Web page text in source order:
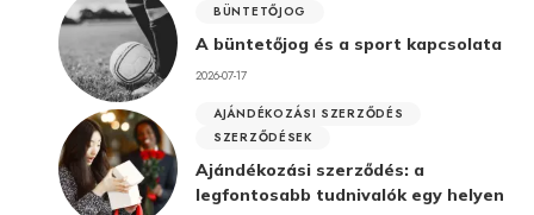
BÜNTETŐJOG
A büntetőjog és a sport kapcsolata
2026-07-17
AJÁNDÉKOZÁSI SZERZŐDÉS
SZERZŐDÉSEK
Ajándékozási szerződés: a
legfontosabb tudnivalók egy helyen